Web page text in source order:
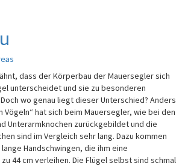
dass der Körperbau der Mauersegler sich
unterscheidet und sie zu besonderen
wo genau liegt dieser Unterschied? Anders
Vögeln“ hat sich beim Mauersegler, wie bei den
Unterarmknochen zurückgebildet und die
sind im Vergleich sehr lang. Dazu kommen
Handschwingen, die ihm eine
44 cm verleihen. Die Flügel selbst sind schmal